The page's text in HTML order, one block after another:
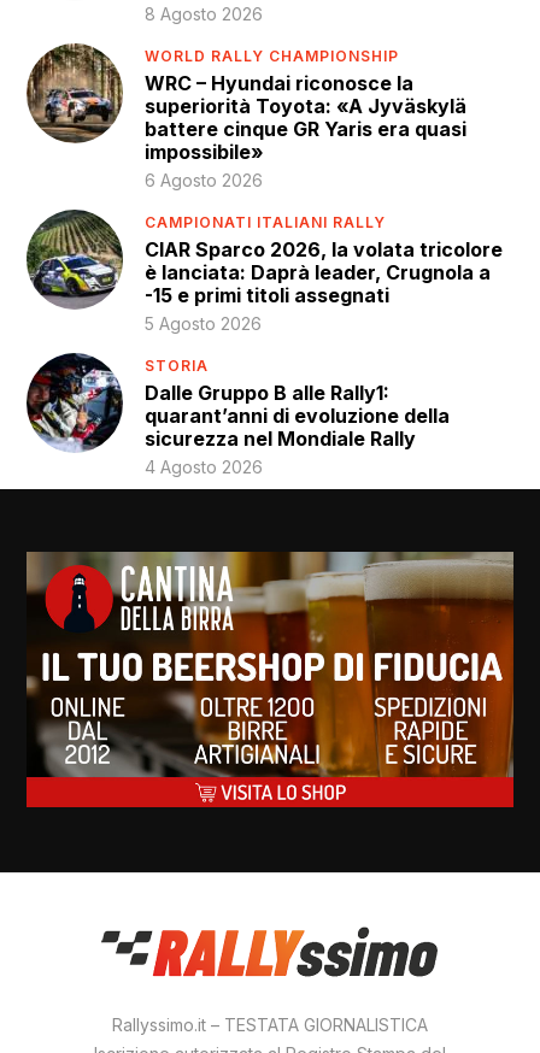
8 Agosto 2026
WORLD RALLY CHAMPIONSHIP
WRC – Hyundai riconosce la
superiorità Toyota: «A Jyväskylä
battere cinque GR Yaris era quasi
impossibile»
6 Agosto 2026
CAMPIONATI ITALIANI RALLY
CIAR Sparco 2026, la volata tricolore
è lanciata: Daprà leader, Crugnola a
-15 e primi titoli assegnati
5 Agosto 2026
STORIA
Dalle Gruppo B alle Rally1:
quarant’anni di evoluzione della
sicurezza nel Mondiale Rally
4 Agosto 2026
Rallyssimo.it – TESTATA GIORNALISTICA